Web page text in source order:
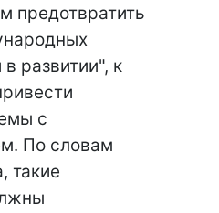
предотвратить
развитии", к
с
По словам
такие